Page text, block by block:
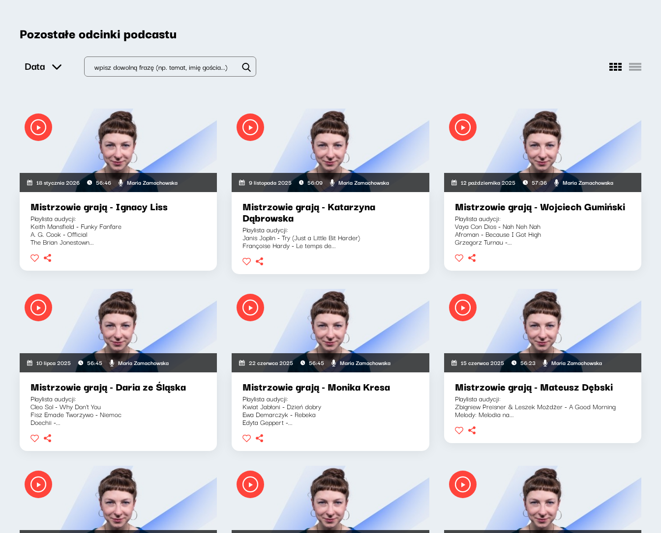
Pozostałe odcinki podcastu
Data
18 stycznia 2026 56:46 Maria Zamachowska
Mistrzowie grają - Ignacy Liss
Playlista audycji:
Keith Mansfield - Funky Fanfare
A. G. Cook - Official
The Brian Jonestown...
9 listopada 2025 56:09 Maria Zamachowska
Mistrzowie grają - Katarzyna
Dąbrowska
Playlista audycji:
Janis Joplin - Try (Just a Little Bit Harder)
Françoise Hardy - Le temps de...
12 października 2025 57:36 Maria Zamachowska
Mistrzowie grają - Wojciech Gumiński
Playlista audycji:
Vaya Con Dios - Nah Neh Nah
Afroman - Because I Got High
Grzegorz Turnau -...
10 lipca 2025 56:45 Maria Zamachowska
Mistrzowie grają - Daria ze Śląska
Playlista audycji:
Cleo Sol - Why Don't You
Fisz Emade Tworzywo - Niemoc
Doechii -...
22 czerwca 2025 56:45 Maria Zamachowska
Mistrzowie grają - Monika Kresa
Playlista audycji:
Kwiat Jabłoni - Dzień dobry
Ewa Demarczyk - Rebeka
Edyta Geppert -...
15 czerwca 2025 56:23 Maria Zamachowska
Mistrzowie grają - Mateusz Dębski
Playlista audycji:
Zbigniew Preisner & Leszek Możdżer - A Good Morning
Melody: Melodia na...